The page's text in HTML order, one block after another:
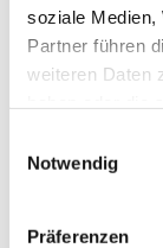
soziale Medien,
Partner führen
weiteren Daten
Notwendig
Präferenzen